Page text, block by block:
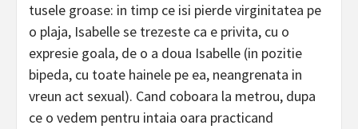
tusele groase: in timp ce isi pierde virginitatea pe
o plaja, Isabelle se trezeste ca e privita, cu o
expresie goala, de o a doua Isabelle (in pozitie
bipeda, cu toate hainele pe ea, neangrenata in
vreun act sexual). Cand coboara la metrou, dupa
ce o vedem pentru intaia oara practicand